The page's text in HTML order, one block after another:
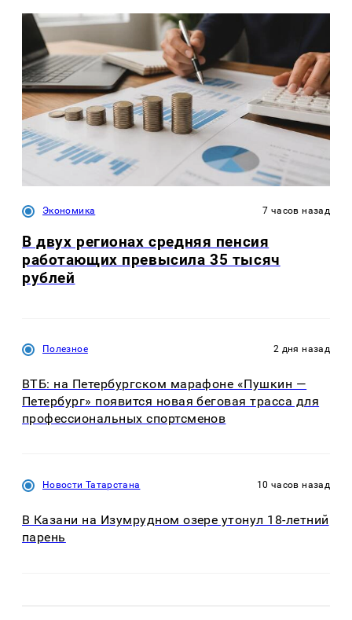
Экономика 7 часов назад
В двух регионах средняя пенсия
работающих превысила 35 тысяч
рублей
Полезное 2 дня назад
ВТБ: на Петербургском марафоне «Пушкин —
Петербург» появится новая беговая трасса для
профессиональных спортсменов
Новости Татарстана 10 часов назад
В Казани на Изумрудном озере утонул 18-летний
парень